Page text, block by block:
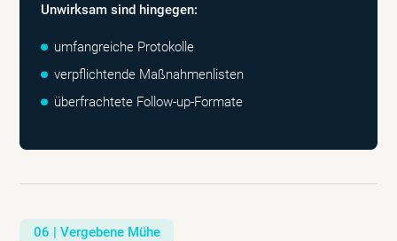
Unwirksam sind hingegen:
umfangreiche Protokolle
verpflichtende Maßnahmenlisten
überfrachtete Follow-up-Formate
06 | Vergebene Mühe